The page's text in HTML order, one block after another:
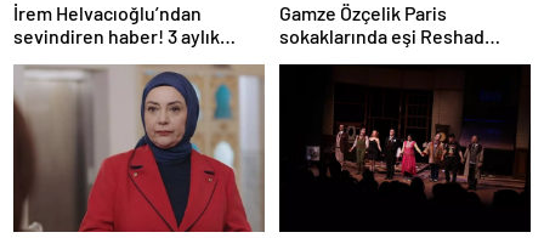
İrem Helvacıoğlu’ndan
sevindiren haber! 3 aylık
hamile
Gamze Özçelik Paris
sokaklarında eşi Reshad
Strik’e poz verdi